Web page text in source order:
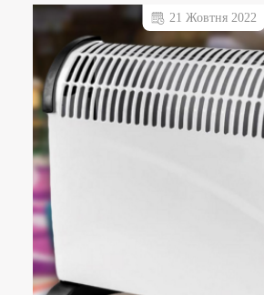
21 Жовтня 2022